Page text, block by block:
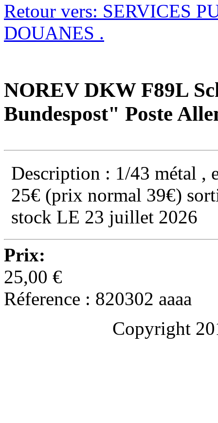
Retour vers: SERVICES
DOUANES .
NOREV DKW F89L
Bundespost" Poste
Description : 1/43 métal ,
25€ (prix normal 39€)
stock LE 23 juillet 2026
Prix:
25,00 €
Réference : 820302 aaaa
Copyright